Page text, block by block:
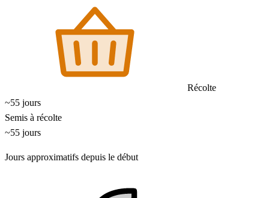
Récolte
~55 jours
Semis à récolte
~55 jours
Jours approximatifs depuis le début